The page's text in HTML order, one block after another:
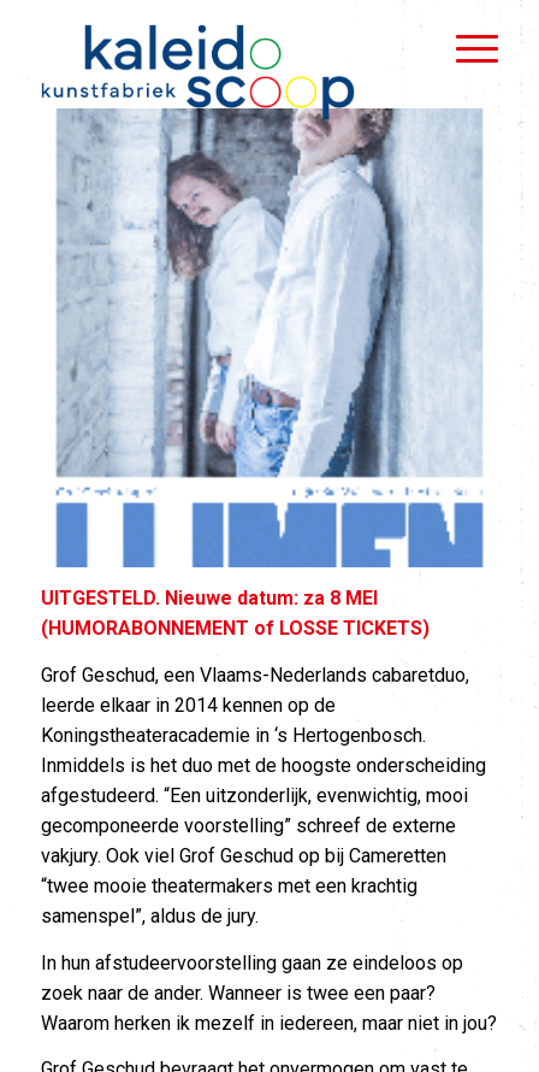
UITGESTELD. Nieuwe datum: za 8 MEI
(HUMORABONNEMENT of LOSSE TICKETS)
Grof Geschud, een Vlaams-Nederlands cabaretduo,
leerde elkaar in 2014 kennen op de
Koningstheateracademie in ‘s Hertogenbosch.
Inmiddels is het duo met de hoogste onderscheiding
afgestudeerd. “Een uitzonderlijk, evenwichtig, mooi
gecomponeerde voorstelling” schreef de externe
vakjury. Ook viel Grof Geschud op bij Cameretten
“twee mooie theatermakers met een krachtig
samenspel”, aldus de jury.
In hun afstudeervoorstelling gaan ze eindeloos op
zoek naar de ander. Wanneer is twee een paar?
Waarom herken ik mezelf in iedereen, maar niet in jou?